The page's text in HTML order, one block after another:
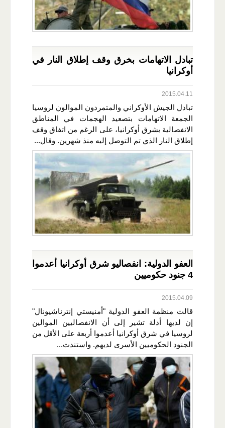
تبادل الاتهامات بخرق وقف إطلاق النار في
أوكرانيا
2015.04.11
تبادل الجيش الأوكراني والمتمردون الموالون لروسيا
الجمعة الاتهامات بتصعيد الهجمات في المناطق
الانفصالية بشرق أوكرانيا، على الرغم من اتفاق وقف
إطلاق النار الذي تم التوصل إليه منذ شهرين. وقال...
العفو الدولية: انفصاليو شرق أوكرانيا أعدموا
4 جنود حكوميين
2015.04.09
قالت منظمة العفو الدولية "أمنيستي إنترناشيونال"
إن لديها أدلة تشير إلى أن الانفصاليين الموالين
لروسيا في شرق أوكرانيا أعدموا أربعة على الأقل من
الجنود الحكوميين الأسرى لديهم. واستندت...